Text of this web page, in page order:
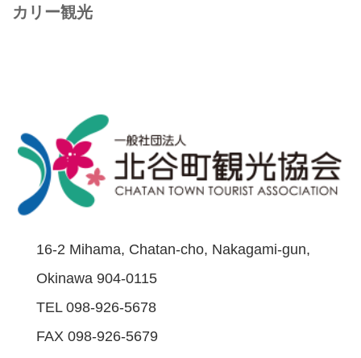
カリー観光
16-2 Mihama, Chatan-cho, Nakagami-gun,
Okinawa 904-0115
TEL 098-926-5678
FAX 098-926-5679